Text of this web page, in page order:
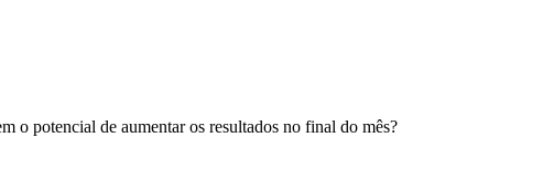
o potencial de aumentar os resultados no final do mês?